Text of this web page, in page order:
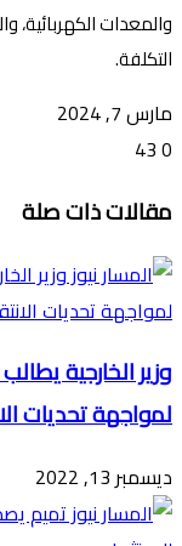
والمعدات الكهربائية،
التكلفة.
مارس 7, 2024
0
عبر
البريد
مقالات ذات صلة
وزير الخارجية
لمواجهة تحديات
ديسمبر 13, 2022